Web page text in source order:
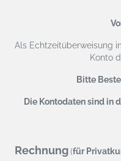
Als Echtzeitüberweisung
Konto
Bitte
Die Kontodaten sind in
Rechnung (für